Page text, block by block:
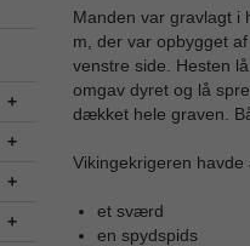
Manden var gravlagt
m, der var opbygget
venstre side. Hesten
omgav dyret og lå
dækket hele graven.
Vikingekrigeren
et sværd
en spydspids